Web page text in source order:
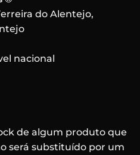
do Alentejo,
nacional
de algum produto que
será substituído por um